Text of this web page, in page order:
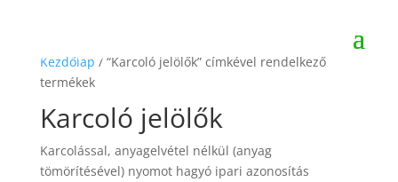
Kezdőlap / “Karcoló jelölők” címkével rendelkező
termékek
Karcoló jelölők
Karcolással, anyagelvétel nélkül (anyag
tömörítésével) nyomot hagyó ipari azonosítás